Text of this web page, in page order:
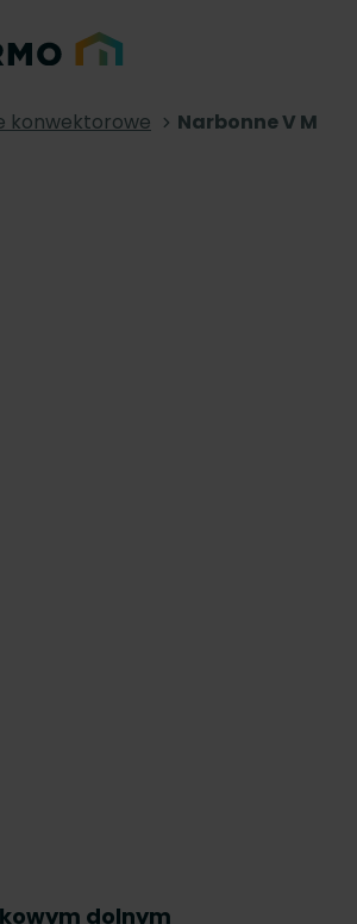
konwektorowe Narbonne V M
dolnym